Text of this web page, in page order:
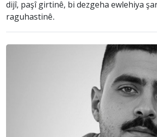
dijî, paşî girtinê, bi dezgeha ewlehiya
raguhastinê.